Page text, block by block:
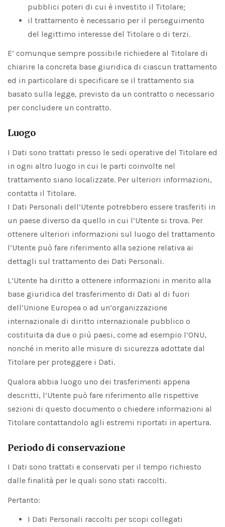
pubblici poteri di cui è investito il Titolare;
il trattamento è necessario per il perseguimento
del legittimo interesse del Titolare o di terzi.
E’ comunque sempre possibile richiedere al Titolare di
chiarire la concreta base giuridica di ciascun trattamento
ed in particolare di specificare se il trattamento sia
basato sulla legge, previsto da un contratto o necessario
per concludere un contratto.
Luogo
I Dati sono trattati presso le sedi operative del Titolare ed
in ogni altro luogo in cui le parti coinvolte nel
trattamento siano localizzate. Per ulteriori informazioni,
contatta il Titolare.
I Dati Personali dell’Utente potrebbero essere trasferiti in
un paese diverso da quello in cui l’Utente si trova. Per
ottenere ulteriori informazioni sul luogo del trattamento
l’Utente può fare riferimento alla sezione relativa ai
dettagli sul trattamento dei Dati Personali.
L’Utente ha diritto a ottenere informazioni in merito alla
base giuridica del trasferimento di Dati al di fuori
dell’Unione Europea o ad un’organizzazione
internazionale di diritto internazionale pubblico o
costituita da due o più paesi, come ad esempio l’ONU,
nonché in merito alle misure di sicurezza adottate dal
Titolare per proteggere i Dati.
Qualora abbia luogo uno dei trasferimenti appena
descritti, l’Utente può fare riferimento alle rispettive
sezioni di questo documento o chiedere informazioni al
Titolare contattandolo agli estremi riportati in apertura.
Periodo di conservazione
I Dati sono trattati e conservati per il tempo richiesto
dalle finalità per le quali sono stati raccolti.
Pertanto:
I Dati Personali raccolti per scopi collegati